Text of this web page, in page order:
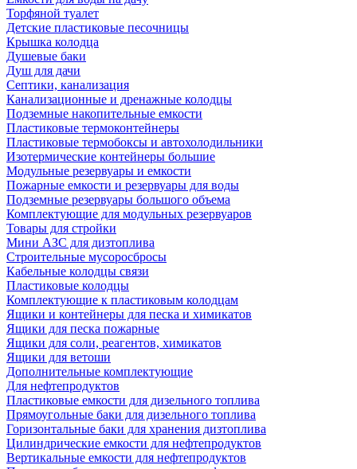
Торфяной туалет
Детские пластиковые песочницы
Крышка колодца
Душевые баки
Душ для дачи
Септики, канализация
Канализационные и дренажные колодцы
Подземные накопительные емкости
Пластиковые термоконтейнеры
Пластиковые термобоксы и автохолодильники
Изотермические контейнеры большие
Модульные резервуары и емкости
Пожарные емкости и резервуары для воды
Подземные резервуары большого объема
Комплектующие для модульных резервуаров
Товары для стройки
Мини АЗС для дизтоплива
Строительные мусоросбросы
Кабельные колодцы связи
Пластиковые колодцы
Комплектующие к пластиковым колодцам
Ящики и контейнеры для песка и химикатов
Ящики для песка пожарные
Ящики для соли, реагентов, химикатов
Ящики для ветоши
Дополнительные комплектующие
Для нефтепродуктов
Пластиковые емкости для дизельного топлива
Прямоугольные баки для дизельного топлива
Горизонтальные баки для хранения дизтоплива
Цилиндрические емкости для нефтепродуктов
Вертикальные емкости для нефтепродуктов